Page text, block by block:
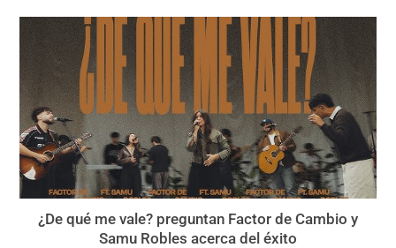
¿De qué me vale? preguntan Factor de Cambio y
Samu Robles acerca del éxito